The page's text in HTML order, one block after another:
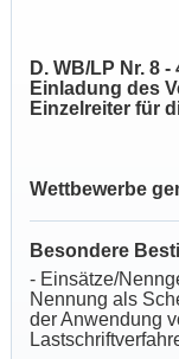
D. WB/LP Nr. 8
Einladung des
Einzelreiter für
Wettbewerbe
Besondere
- Einsätze/
Nennung als
der Anwendung